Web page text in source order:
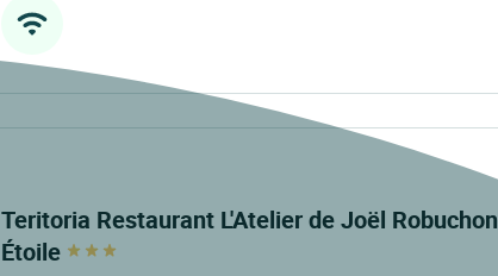
Teritoria Restaurant L'Atelier de Joël Robuchon
Étoile